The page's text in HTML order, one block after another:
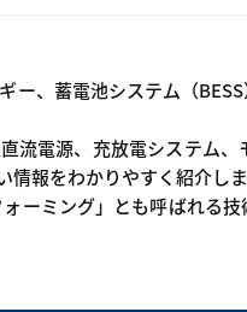
み
ー、蓄電池システム（
流電源、充放電システム
報をわかりやすく紹介しま
ーミング」とも呼ばれる